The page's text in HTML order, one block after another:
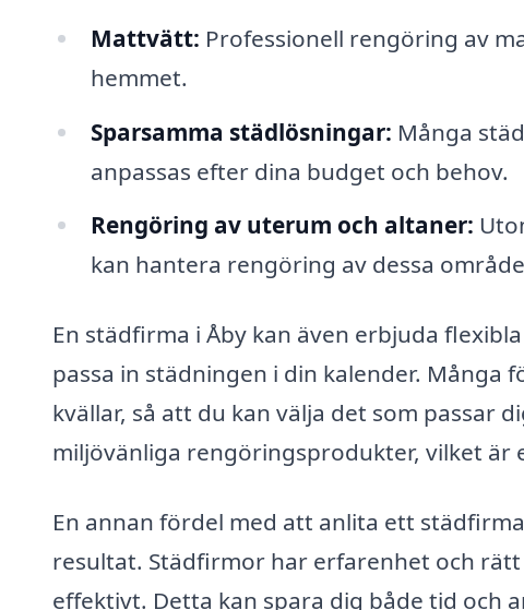
Mattvätt: Professionell rengöring av
hemmet.
Sparsamma städlösningar: Många
anpassas efter dina budget och behov.
Rengöring av uterum och altaner:
kan hantera rengöring av dessa
En städfirma i Åby kan även erbjuda
passa in städningen i din kalender.
kvällar, så att du kan välja det som passar
miljövänliga rengöringsprodukter, vilket är
En annan fördel med att anlita ett
resultat. Städfirmor har erfarenhet och
effektivt. Detta kan spara dig både tid och